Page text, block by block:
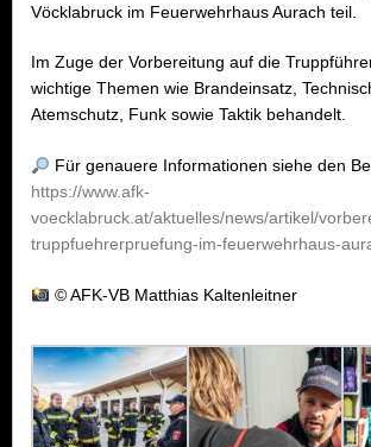
Vöcklabruck im Feuerwehrhaus Aurach teil.
Im Zuge der Vorbereitung auf die
wichtige Themen wie Brandeinsatz,
Atemschutz, Funk sowie Taktik behandelt.
Für genauere Informationen siehe den
https://www.afk-
voecklabruck.at/aktuelles/news/artikel/
truppfuehrerpruefung-im-feuerwehrhaus-
© AFK-VB Matthias Kaltenleitner